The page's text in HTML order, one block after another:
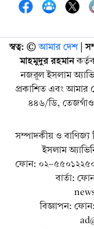
স্বত্ব: ©️ আমার দেশ|
মাহমুদুর রহমান
নজরুল ইসলাম
প্রকাশিত এবং আমার
৪৪৬/ডি, তেজগাঁও
সম্পাদকীয় ও বাণিজ্য
ইসলাম
ফোন: ০২-
বার্তা:
বিজ্ঞাপন: